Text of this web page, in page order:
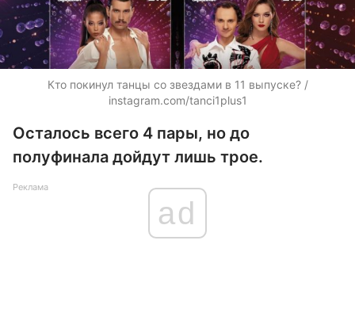
Кто покинул танцы со звездами в 11 выпуске? /
instagram.com/tanci1plus1
Осталось всего 4 пары, но до
полуфинала дойдут лишь трое.
Реклама
ad